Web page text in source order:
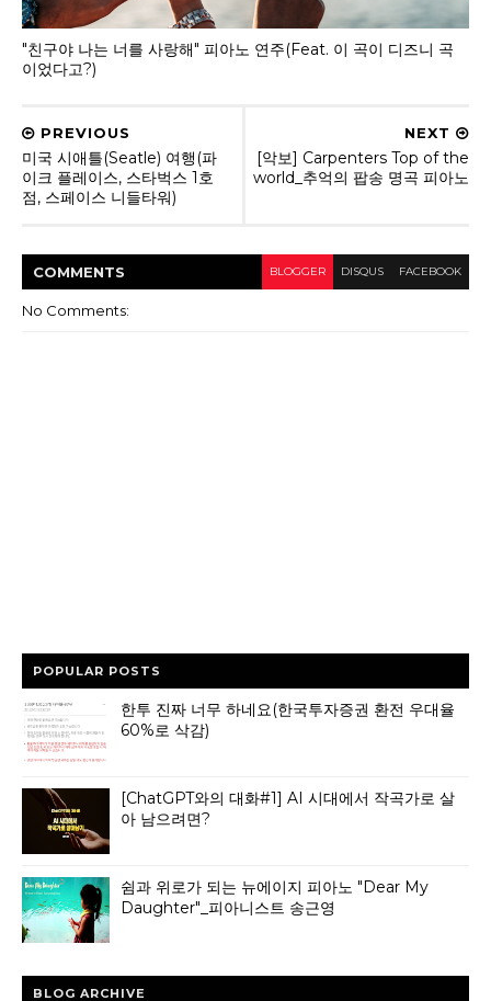
"친구야 나는 너를 사랑해" 피아노 연주(Feat. 이 곡이 디즈니 곡
이었다고?)
NEXT
[악보] Carpenters Top of the
world_추억의 팝송 명곡 피아노
PREVIOUS
미국 시애틀(Seatle) 여행(파
이크 플레이스, 스타벅스 1호
점, 스페이스 니들타워)
COMMENTS BLOGGER DISQUS FACEBOOK
No Comments:
POPULAR POSTS
한투 진짜 너무 하네요(한국투자증권 환전 우대율
60%로 삭감)
[ChatGPT와의 대화#1] AI 시대에서 작곡가로 살
아 남으려면?
쉼과 위로가 되는 뉴에이지 피아노 "Dear My
Daughter"_피아니스트 송근영
BLOG ARCHIVE